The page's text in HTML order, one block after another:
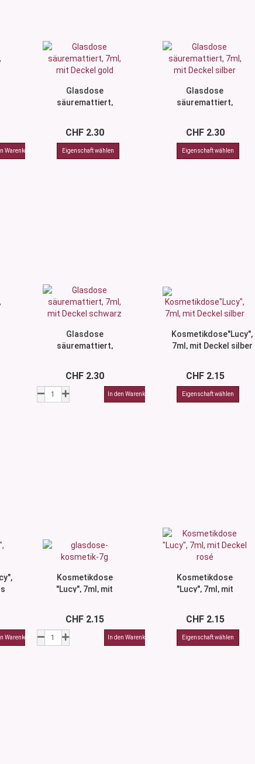
Glasdose
säuremattiert,
CHF 2.30
Glasdose
säuremattiert,
CHF 2.30
Glasdose
säuremattiert,
CHF 2.30
Kosmetikdose"Lucy",
7ml, mit Deckel silber
CHF 2.15
Kosmetikdose
"Lucy", 7ml, mit
CHF 2.15
Kosmetikdose
"Lucy", 7ml, mit
CHF 2.15